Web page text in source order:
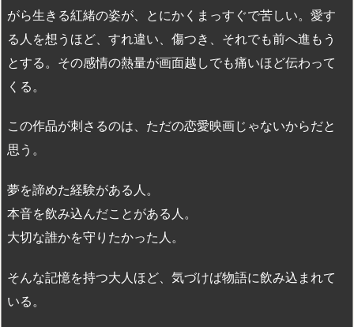
がら生きる紅緒の姿が、とにかくまっすぐで苦しい。愛す
る人を想うほど、すれ違い、傷つき、それでも前へ進もう
とする。その感情の熱量が画面越しでも痛いほど伝わって
くる。
この作品が刺さるのは、ただの恋愛映画じゃないからだと
思う。
夢を諦めた経験がある人。
本音を飲み込んだことがある人。
大切な誰かを守りたかった人。
そんな記憶を持つ大人ほど、気づけば物語に飲み込まれて
いる。